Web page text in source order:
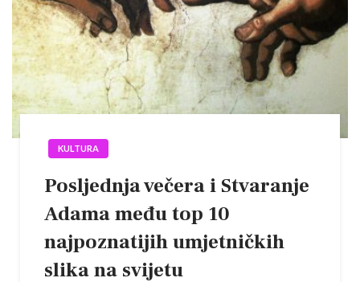
KULTURA
Posljednja večera i Stvaranje
Adama među top 10
najpoznatijih umjetničkih
slika na svijetu